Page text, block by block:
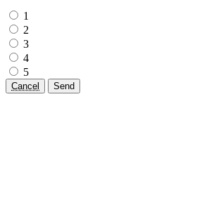
1
2
3
4
5
Cancel Send